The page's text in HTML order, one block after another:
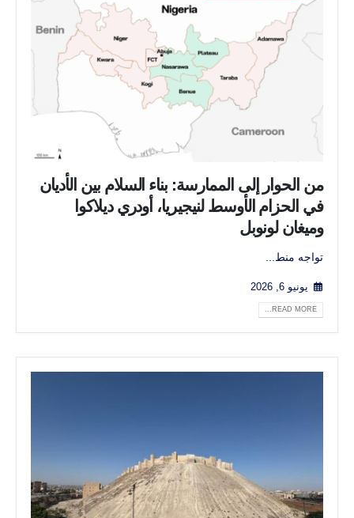
من الحوار إلى الممارسة: بناء السلام بين الأديان
في الحزام الأوسط لنيجيريا، أودري ديلاكوا
وميغان لونوبل
تواجه منط...
يونيو 6, 2026
READ MORE...